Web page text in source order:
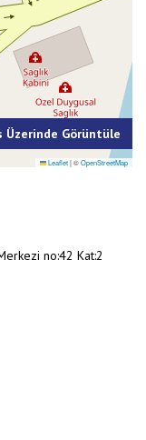
Leaflet|©OpenStreetMap
Üzerinde Görüntüle
no:42 Kat:2